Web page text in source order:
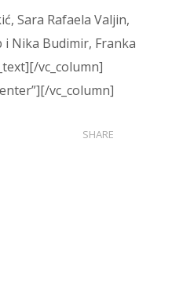
Sara Rafaela Valjin,
i Nika Budimir, Franka
vc_column]
vc_column]
SHARE